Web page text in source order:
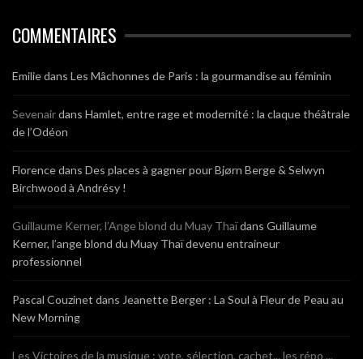
COMMENTAIRES
Emiliedans Les Mâchonnes de Paris : la gourmandise au féminin
Sevenairdans Hamlet, entre rage et modernité : la claque théâtrale
de l’Odéon
Florencedans Des places à gagner pour Bjørn Berge & Selwyn
Birchwood à Andrésy !
Guillaume Kerner, l’Ange blond du Muay Thaïdans Guillaume
Kerner, l’ange blond du Muay Thaï devenu entraineur
professionnel
Pascal Couzinet dans Jeanette Berger : La Soul à Fleur de Peau au
New Morning
Les Victoires de la musique : vote, sélection, cachet... les répo ...